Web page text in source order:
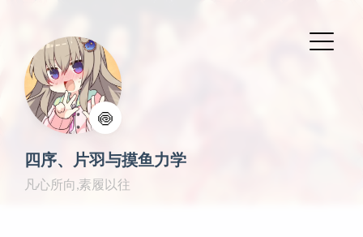
🍥
四序、片羽与摸鱼力学
凡心所向,素履以往